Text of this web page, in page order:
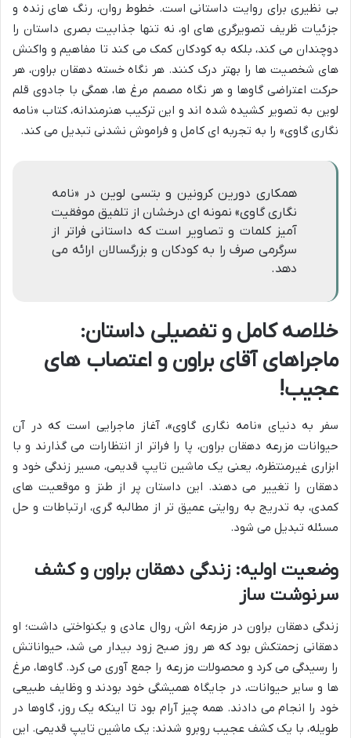
بی نظیری برای روایت داستانی است. خطوط روان، رنگ های زنده و
جزئیات ظریف تصویرگری های او، نه تنها جذابیت بصری داستان را
دوچندان می کند، بلکه به کودکان کمک می کند تا مفاهیم و واکنش
های شخصیت ها را بهتر درک کنند. هر نگاه خسته دهقان براون، هر
حرکت اعتراضی گاوها و هر نگاه مصمم مرغ ها، همگی با جادوی قلم
لوین به تصویر کشیده شده اند و این ترکیب هنرمندانه، کتاب «نامه
نگاری گاوی» را به تجربه ای کامل و فراموش نشدنی تبدیل می کند.
همکاری دورین کرونین و بتسی لوین در «نامه
نگاری گاوی» نمونه ای درخشان از تلفیق موفقیت
آمیز کلمات و تصاویر است که داستانی فراتر از
سرگرمی صرف را به کودکان و بزرگسالان ارائه می
دهد.
خلاصه کامل و تفصیلی داستان:
ماجراهای آقای براون و اعتصاب های
عجیب!
سفر به دنیای «نامه نگاری گاوی»، آغاز ماجرایی است که در آن
حیوانات مزرعه دهقان براون، پا را فراتر از انتظارات می گذارند و با
ابزاری غیرمنتظره، یعنی یک ماشین تایپ قدیمی، مسیر زندگی خود و
دهقان را تغییر می دهند. این داستان پر از طنز و موقعیت های
کمدی، به تدریج به روایتی عمیق تر از مطالبه گری، ارتباطات و حل
مسئله تبدیل می شود.
وضعیت اولیه: زندگی دهقان براون و کشف
سرنوشت ساز
زندگی دهقان براون در مزرعه اش، روال عادی و یکنواختی داشت؛ او
دهقانی زحمتکش بود که هر روز صبح زود بیدار می شد، حیواناتش
را رسیدگی می کرد و محصولات مزرعه را جمع آوری می کرد. گاوها، مرغ
ها و سایر حیوانات، در جایگاه همیشگی خود بودند و وظایف طبیعی
خود را انجام می دادند. همه چیز آرام بود تا اینکه یک روز، گاوها در
طویله، با یک کشف عجیب روبرو شدند: یک ماشین تایپ قدیمی. این